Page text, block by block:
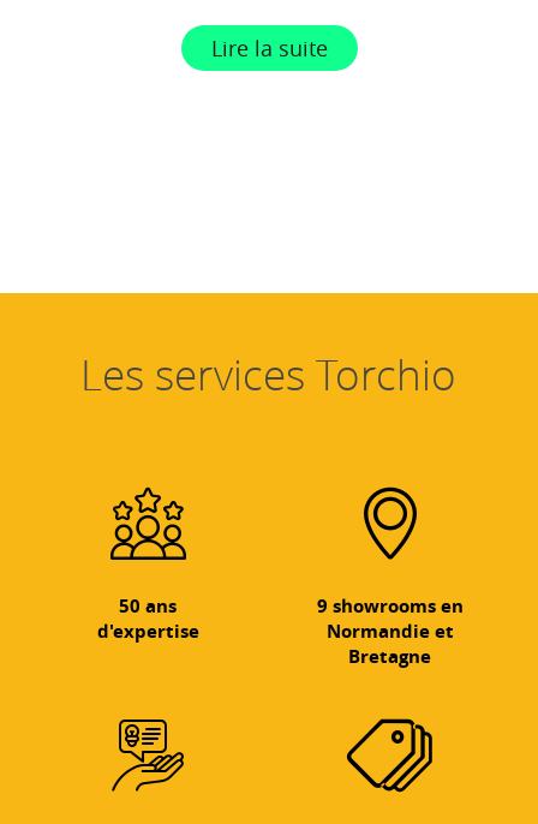
Lire la suite
Les services Torchio
50 ans
d'expertise
9 showrooms en
Normandie et
Bretagne